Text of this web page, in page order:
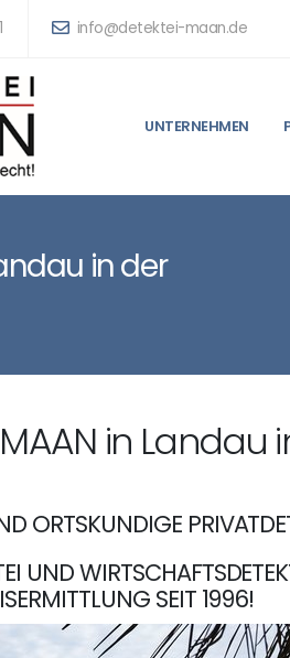
info@detektei-maan.de
UNTERNEHMEN
in der
in Landau
ORTSKUNDIGE
UND
SEIT 1996!